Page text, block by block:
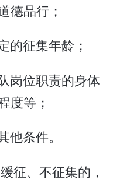
德品行；
的征集年龄；
岗位职责的身体
度等；
他条件。
征、不征集的，